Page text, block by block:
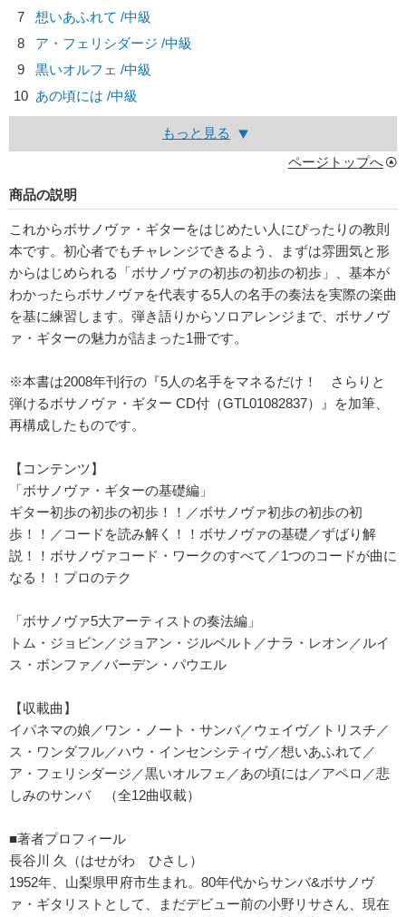
7
想いあふれて /中級
8
ア・フェリシダージ /中級
9
黒いオルフェ /中級
10 あの頃には /中級
もっと見る
ページトップへ
商品の説明
これからボサノヴァ・ギターをはじめたい人にぴったりの教則
本です。初心者でもチャレンジできるよう、まずは雰囲気と形
からはじめられる「ボサノヴァの初歩の初歩の初歩」、基本が
わかったらボサノヴァを代表する5人の名手の奏法を実際の楽曲
を基に練習します。弾き語りからソロアレンジまで、ボサノヴ
ァ・ギターの魅力が詰まった1冊です。
※本書は2008年刊行の『5人の名手をマネるだけ！ さらりと
弾けるボサノヴァ・ギター CD付（GTL01082837）』を加筆、
再構成したものです。
【コンテンツ】
「ボサノヴァ・ギターの基礎編」
ギター初歩の初歩の初歩！！／ボサノヴァ初歩の初歩の初
歩！！／コードを読み解く！！ボサノヴァの基礎／ずばり解
説！！ボサノヴァコード・ワークのすべて／1つのコードが曲に
なる！！プロのテク
「ボサノヴァ5大アーティストの奏法編」
トム・ジョビン／ジョアン・ジルベルト／ナラ・レオン／ルイ
ス・ボンファ／バーデン・パウエル
【収載曲】
イパネマの娘／ワン・ノート・サンバ／ウェイヴ／トリスチ／
ス・ワンダフル／ハウ・インセンシティヴ／想いあふれて／
ア・フェリシダージ／黒いオルフェ／あの頃には／アペロ／悲
しみのサンバ （全12曲収載）
■著者プロフィール
長谷川 久（はせがわ ひさし）
1952年、山梨県甲府市生まれ。80年代からサンバ&ボサノヴ
ァ・ギタリストとして、まだデビュー前の小野リサさん、現在